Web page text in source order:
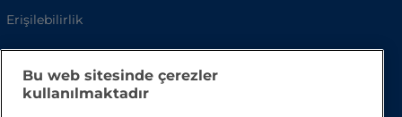
Erişilebilirlik
SSS
Bu web sitesinde çerezler
kullanılmaktadır